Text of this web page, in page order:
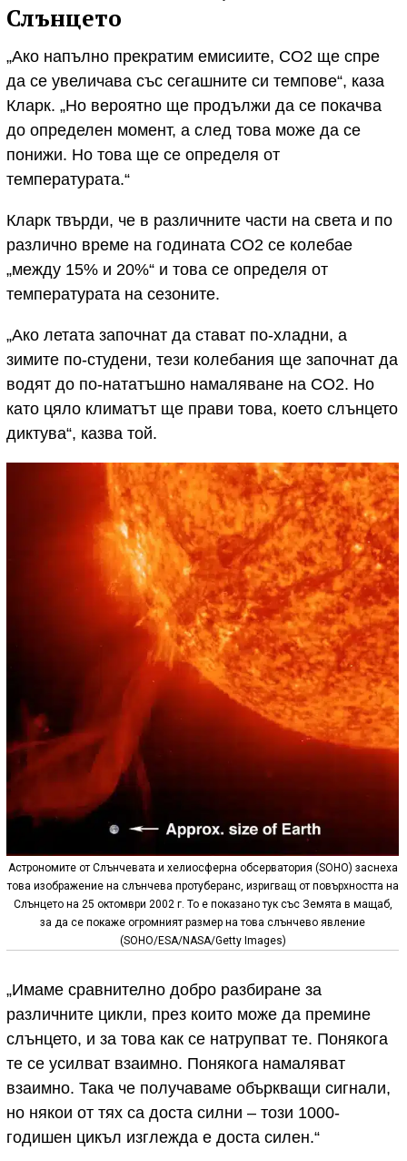
Слънцето
„Ако напълно прекратим емисиите, CO2 ще спре
да се увеличава със сегашните си темпове“, каза
Кларк. „Но вероятно ще продължи да се покачва
до определен момент, а след това може да се
понижи. Но това ще се определя от
температурата.“
Кларк твърди, че в различните части на света и по
различно време на годината CO2 се колебае
„между 15% и 20%“ и това се определя от
температурата на сезоните.
„Ако летата започнат да стават по-хладни, а
зимите по-студени, тези колебания ще започнат да
водят до по-нататъшно намаляване на CO2. Но
като цяло климатът ще прави това, което слънцето
диктува“, казва той.
Астрономите от Слънчевата и хелиосферна обсерватория (SOHO) заснеха
това изображение на слънчева протуберанс, изригващ от повърхността на
Слънцето на 25 октомври 2002 г. То е показано тук със Земята в мащаб,
за да се покаже огромният размер на това слънчево явление
(SOHO/ESA/NASA/Getty Images)
„Имаме сравнително добро разбиране за
различните цикли, през които може да премине
слънцето, и за това как се натрупват те. Понякога
те се усилват взаимно. Понякога намаляват
взаимно. Така че получаваме объркващи сигнали,
но някои от тях са доста силни – този 1000-
годишен цикъл изглежда е доста силен.“